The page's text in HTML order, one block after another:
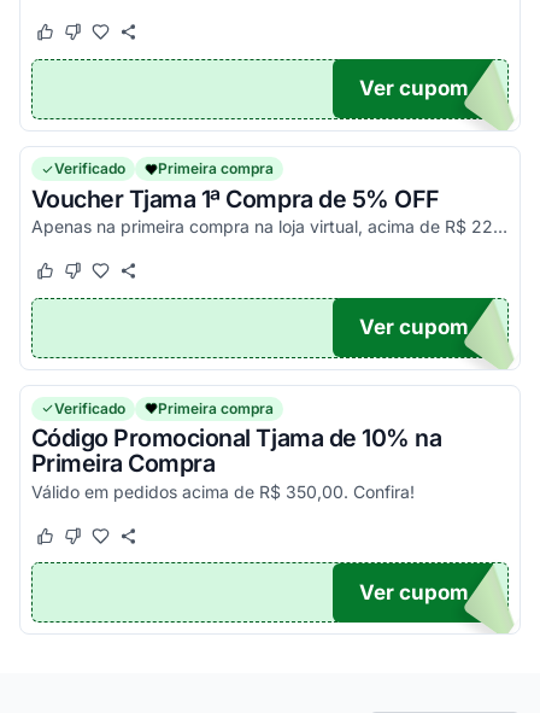
Este cupom funcionou
Este cupom não funcionou
SE10
Ver cupom
Verificado Primeira compra
Voucher Tjama 1ª Compra de 5% OFF
Apenas na primeira compra na loja virtual, acima de R$ 220. Aproveite!
Este cupom funcionou
Este cupom não funcionou
E5PC
Ver cupom
Verificado Primeira compra
Código Promocional Tjama de 10% na
Primeira Compra
Válido em pedidos acima de R$ 350,00. Confira!
Este cupom funcionou
Este cupom não funcionou
10PC
Ver cupom